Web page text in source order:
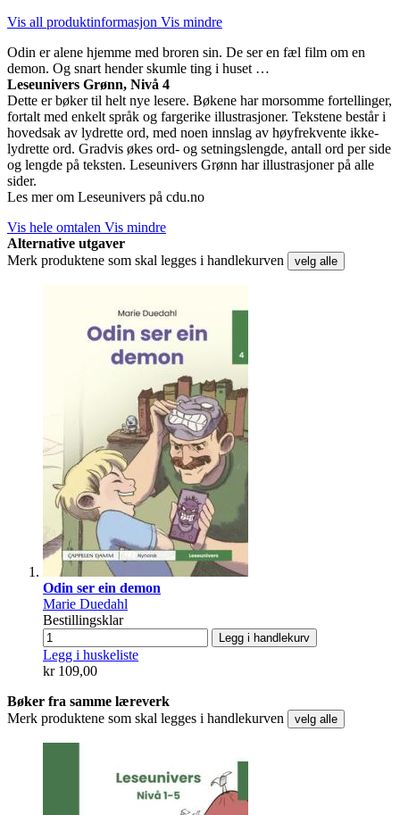
Vis all produktinformasjon Vis mindre
Odin er alene hjemme med broren sin. De ser en fæl film om en
demon. Og snart hender skumle ting i huset …
Leseunivers Grønn, Nivå 4
Dette er bøker til helt nye lesere. Bøkene har morsomme fortellinger,
fortalt med enkelt språk og fargerike illustrasjoner. Tekstene består i
hovedsak av lydrette ord, med noen innslag av høyfrekvente ikke-
lydrette ord. Gradvis økes ord- og setningslengde, antall ord per side
og lengde på teksten. Leseunivers Grønn har illustrasjoner på alle
sider.
Les mer om Leseunivers på cdu.no
Vis hele omtalen Vis mindre
Alternative utgaver
Merk produktene som skal legges i handlekurven
velg alle
Odin ser ein demon
Marie Duedahl
Bestillingsklar
Legg i handlekurv
Legg i huskeliste
kr 109,00
Bøker fra samme læreverk
Merk produktene som skal legges i handlekurven
velg alle